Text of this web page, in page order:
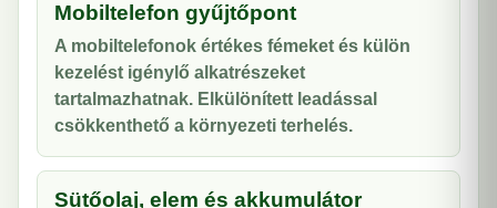
Mobiltelefon gyűjtőpont
A mobiltelefonok értékes fémeket és külön
kezelést igénylő alkatrészeket
tartalmazhatnak. Elkülönített leadással
csökkenthető a környezeti terhelés.
Sütőolaj, elem és akkumulátor